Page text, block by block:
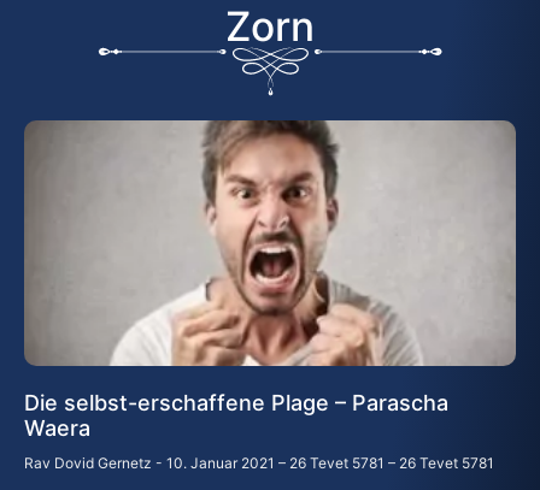
Zorn
Die selbst-erschaffene Plage – Parascha
Waera
Rav Dovid Gernetz 10. Januar 2021 – 26 Tevet 5781 – 26 Tevet 5781